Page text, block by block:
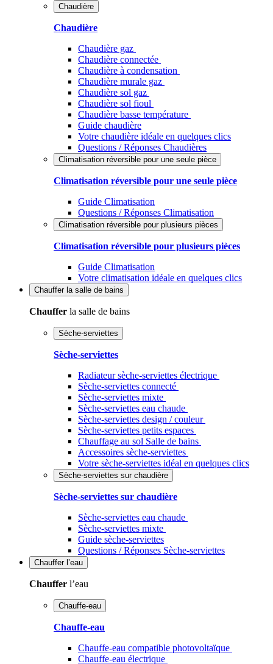
Chaudière
Chaudière
Chaudière gaz
Chaudière connectée
Chaudière à condensation
Chaudière murale gaz
Chaudière sol gaz
Chaudière sol fioul
Chaudière basse température
Guide chaudière
Votre chaudière idéale en quelques clics
Questions / Réponses Chaudières
Climatisation réversible pour une seule pièce
Climatisation réversible pour une seule pièce
Guide Climatisation
Questions / Réponses Climatisation
Climatisation réversible pour plusieurs pièces
Climatisation réversible pour plusieurs pièces
Guide Climatisation
Votre climatisation idéale en quelques clics
Chauffer la salle de bains
Chauffer la salle de bains
Sèche-serviettes
Sèche-serviettes
Radiateur sèche-serviettes électrique
Sèche-serviettes connecté
Sèche-serviettes mixte
Sèche-serviettes eau chaude
Sèche-serviettes design / couleur
Sèche-serviettes petits espaces
Chauffage au sol Salle de bains
Accessoires sèche-serviettes
Votre sèche-serviettes idéal en quelques clics
Sèche-serviettes sur chaudière
Sèche-serviettes sur chaudière
Sèche-serviettes eau chaude
Sèche-serviettes mixte
Guide sèche-serviettes
Questions / Réponses Sèche-serviettes
Chauffer l’eau
Chauffer l’eau
Chauffe-eau
Chauffe-eau
Chauffe-eau compatible photovoltaïque
Chauffe-eau électrique